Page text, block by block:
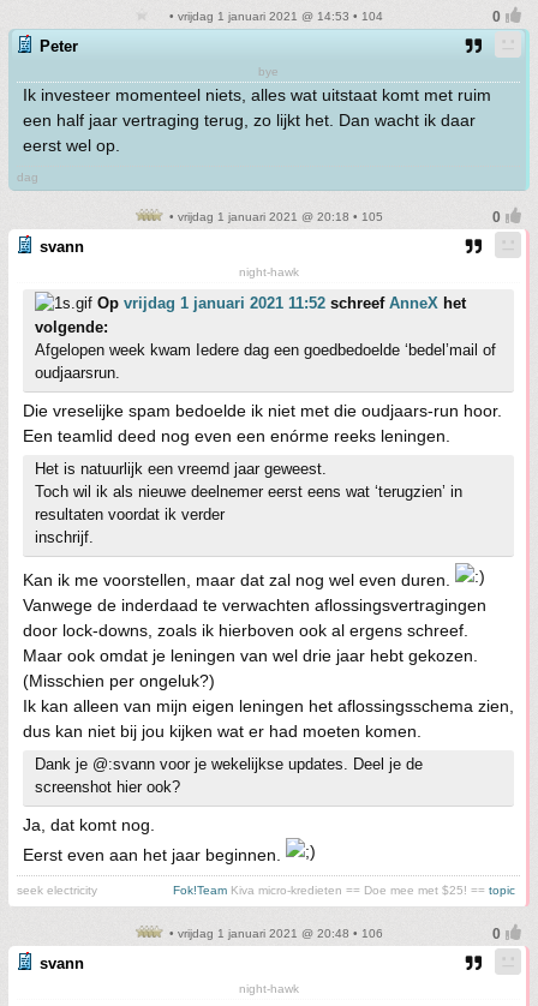
• vrijdag 1 januari 2021 @ 14:53 • 104
Peter
bye
Ik investeer momenteel niets, alles wat uitstaat komt met ruim
een half jaar vertraging terug, zo lijkt het. Dan wacht ik daar
eerst wel op.
dag
• vrijdag 1 januari 2021 @ 20:18 • 105
svann
night-hawk
Op vrijdag 1 januari 2021 11:52 schreef AnneX het
volgende:
Afgelopen week kwam Iedere dag een goedbedoelde ‘bedel’mail of
oudjaarsrun.
Die vreselijke spam bedoelde ik niet met die oudjaars-run hoor.
Een teamlid deed nog even een enórme reeks leningen.
Het is natuurlijk een vreemd jaar geweest.
Toch wil ik als nieuwe deelnemer eerst eens wat ‘terugzien’ in
resultaten voordat ik verder
inschrijf.
Kan ik me voorstellen, maar dat zal nog wel even duren.
Vanwege de inderdaad te verwachten aflossingsvertragingen
door lock-downs, zoals ik hierboven ook al ergens schreef.
Maar ook omdat je leningen van wel drie jaar hebt gekozen.
(Misschien per ongeluk?)
Ik kan alleen van mijn eigen leningen het aflossingsschema zien,
dus kan niet bij jou kijken wat er had moeten komen.
Dank je @:svann voor je wekelijkse updates. Deel je de
screenshot hier ook?
Ja, dat komt nog.
Eerst even aan het jaar beginnen.
seek electricity Fok!Team Kiva micro-kredieten == Doe mee met $25! == topic
• vrijdag 1 januari 2021 @ 20:48 • 106
svann
night-hawk